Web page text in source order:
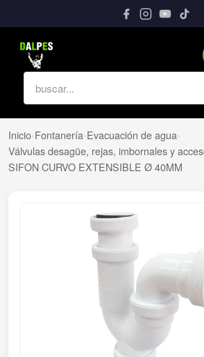
Inicio›Fontanería›Evacuación de agua›
Válvulas desagüe, rejas, imbornales y
SIFON CURVO EXTENSIBLE Ø 40MM